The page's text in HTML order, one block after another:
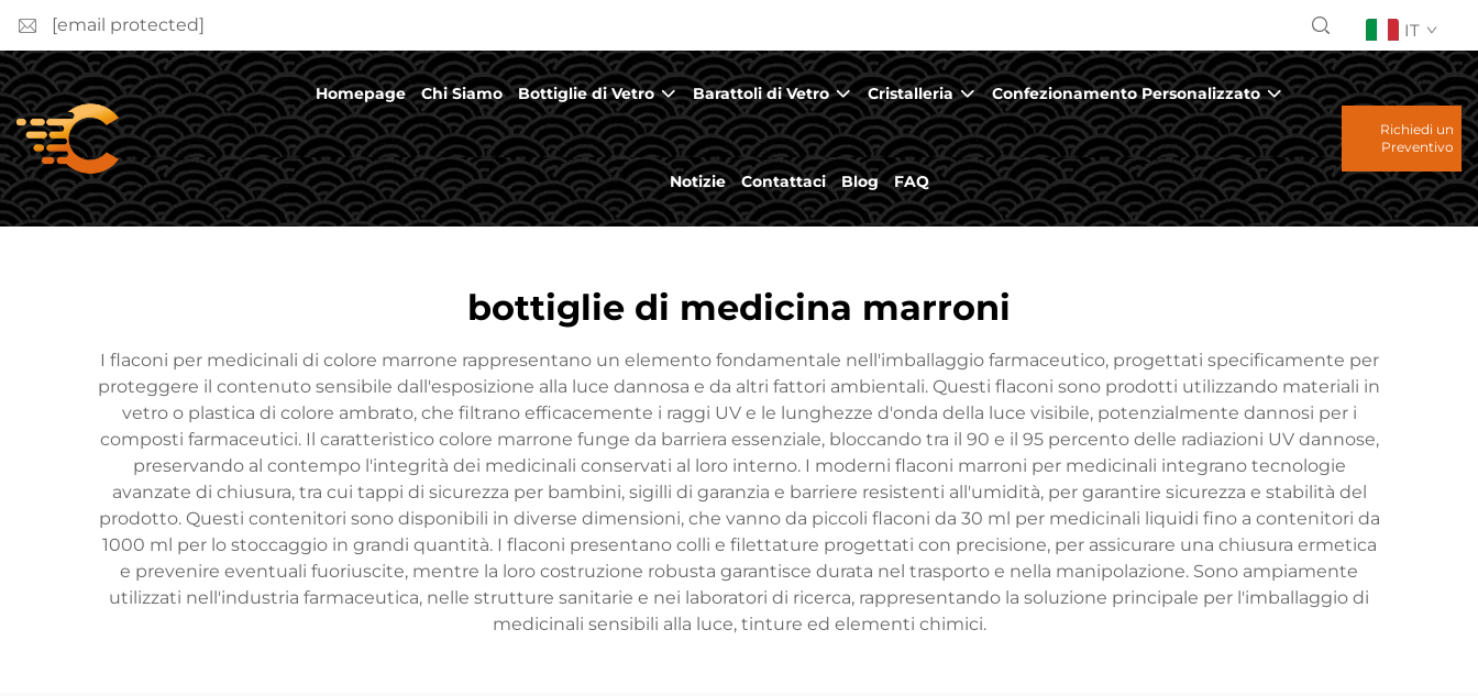
[email protected] IT
Homepage Chi Siamo Bottiglie di Vetro Barattoli di Vetro Cristalleria Confezionamento Personalizzato
Notizie Contattaci Blog FAQ
Richiedi un
Preventivo
bottiglie di medicina marroni
I flaconi per medicinali di colore marrone rappresentano un elemento fondamentale nell'imballaggio farmaceutico, progettati specificamente per
proteggere il contenuto sensibile dall'esposizione alla luce dannosa e da altri fattori ambientali. Questi flaconi sono prodotti utilizzando materiali in
vetro o plastica di colore ambrato, che filtrano efficacemente i raggi UV e le lunghezze d'onda della luce visibile, potenzialmente dannosi per i
composti farmaceutici. Il caratteristico colore marrone funge da barriera essenziale, bloccando tra il 90 e il 95 percento delle radiazioni UV dannose,
preservando al contempo l'integrità dei medicinali conservati al loro interno. I moderni flaconi marroni per medicinali integrano tecnologie
avanzate di chiusura, tra cui tappi di sicurezza per bambini, sigilli di garanzia e barriere resistenti all'umidità, per garantire sicurezza e stabilità del
prodotto. Questi contenitori sono disponibili in diverse dimensioni, che vanno da piccoli flaconi da 30 ml per medicinali liquidi fino a contenitori da
1000 ml per lo stoccaggio in grandi quantità. I flaconi presentano colli e filettature progettati con precisione, per assicurare una chiusura ermetica
e prevenire eventuali fuoriuscite, mentre la loro costruzione robusta garantisce durata nel trasporto e nella manipolazione. Sono ampiamente
utilizzati nell'industria farmaceutica, nelle strutture sanitarie e nei laboratori di ricerca, rappresentando la soluzione principale per l'imballaggio di
medicinali sensibili alla luce, tinture ed elementi chimici.